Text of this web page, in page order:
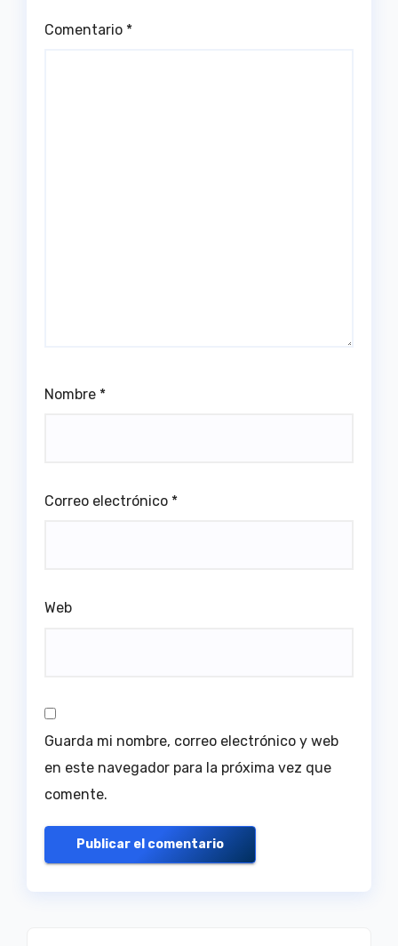
Comentario *
Nombre *
Correo electrónico *
Web
Guarda mi nombre, correo electrónico y web
en este navegador para la próxima vez que
comente.